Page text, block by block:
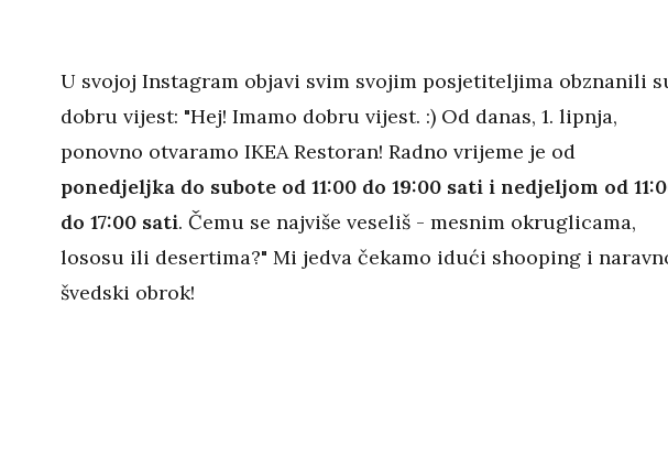
U svojoj Instagram objavi svim svojim posjetiteljima obznanili
dobru vijest: "Hej! Imamo dobru vijest. :) Od danas, 1. lipnja,
ponovno otvaramo IKEA Restoran! Radno vrijeme je od
ponedjeljka do subote od 11:00 do 19:00 sati i nedjeljom od
do 17:00 sati. Čemu se najviše veseliš - mesnim okruglicama,
lososu ili desertima?" Mi jedva čekamo idući shooping i
švedski obrok!